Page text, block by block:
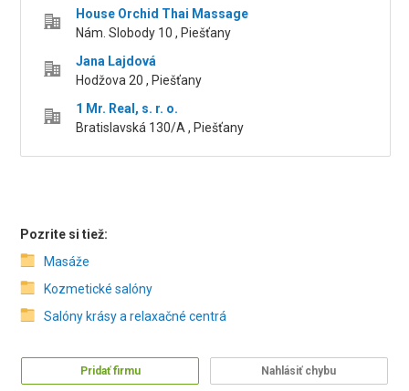
House Orchid Thai Massage
Nám. Slobody 10 , Piešťany
Jana Lajdová
Hodžova 20 , Piešťany
1 Mr. Real, s. r. o.
Bratislavská 130/A , Piešťany
Pozrite si tiež:
Masáže
Kozmetické salóny
Salóny krásy a relaxačné centrá
Pridať firmu Nahlásiť chybu